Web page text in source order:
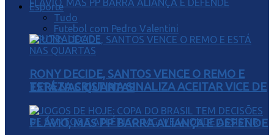
TEREZA CRISTINA SINALIZA ACEITAR VICE DE
FLÁVIO, MAS PP BARRA ALIANÇA E DEFENDE
Esporte
Tudo
Futebol com Pedro Valentini
RONY DECIDE, SANTOS VENCE O REMO E
ESTÁ NAS QUARTAS